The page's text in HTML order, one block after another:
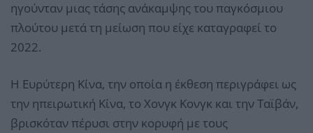
ηγούνταν μιας τάσης ανάκαμψης του παγκόσμιου
πλούτου μετά τη μείωση που είχε καταγραφεί το
2022.
Η Ευρύτερη Κίνα, την οποία η έκθεση περιγράφει ως
την ηπειρωτική Κίνα, το Χονγκ Κονγκ και την Ταϊβάν,
βρισκόταν πέρυσι στην κορυφή με τους